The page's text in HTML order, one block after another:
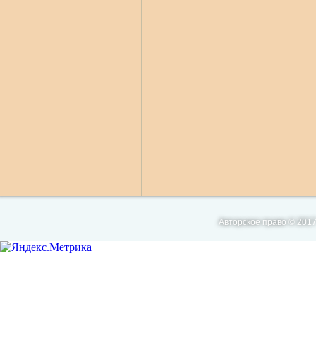
Авторское право ©